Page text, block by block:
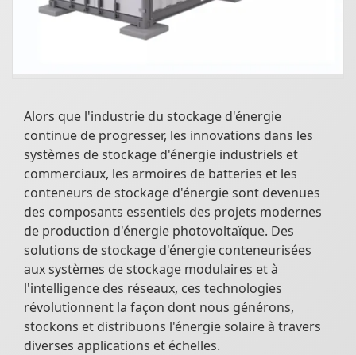
Alors que l'industrie du stockage d'énergie
continue de progresser, les innovations dans les
systèmes de stockage d'énergie industriels et
commerciaux, les armoires de batteries et les
conteneurs de stockage d'énergie sont devenues
des composants essentiels des projets modernes
de production d'énergie photovoltaïque. Des
solutions de stockage d'énergie conteneurisées
aux systèmes de stockage modulaires et à
l'intelligence des réseaux, ces technologies
révolutionnent la façon dont nous générons,
stockons et distribuons l'énergie solaire à travers
diverses applications et échelles.